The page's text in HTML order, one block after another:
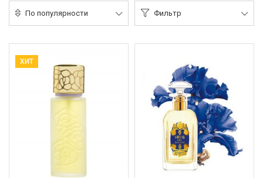
По популярности Фильтр
ХИТ